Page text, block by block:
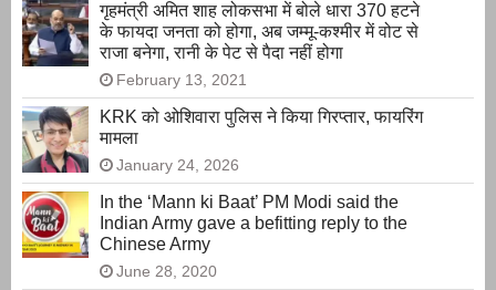
गृहमंत्री अमित शाह लोकसभा में बोले धारा 370 हटने
के फायदा जनता को होगा, अब जम्मू-कश्मीर में वोट से
राजा बनेगा, रानी के पेट से पैदा नहीं होगा
February 13, 2021
KRK को ओशिवारा पुलिस ने किया गिरप्तार, फायरिंग
मामला
January 24, 2026
In the ‘Mann ki Baat’ PM Modi said the
Indian Army gave a befitting reply to the
Chinese Army
June 28, 2020